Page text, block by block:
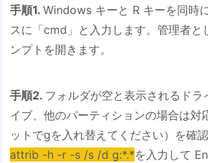
手順1.Windows キーと R キーを同時
スに「cmd」と入力します。管理者と
ンプトを開きます。
手順2. フォルダが空と表示されるドラ
イブ、他のパーティションの場合は対
ットでgを入れ替えてください）を確
attrib -h -r -s /s /d g:*.*を入力して